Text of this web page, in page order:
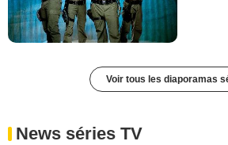
Voir tous les diaporamas
News séries TV